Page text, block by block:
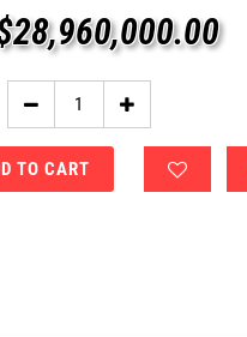
28,960,000.00
TO CART